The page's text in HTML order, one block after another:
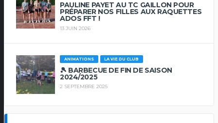
PAULINE PAYET AU TC GAILLON POUR
PRÉPARER NOS FILLES AUX RAQUETTES
ADOS FFT !
13 JUIN 2026
ANIMATIONS LA VIE DU CLUB
🎾 BARBECUE DE FIN DE SAISON
2024/2025
2 SEPTEMBRE 2025